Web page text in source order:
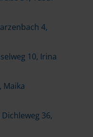
4,
10, Irina
Maika
36,